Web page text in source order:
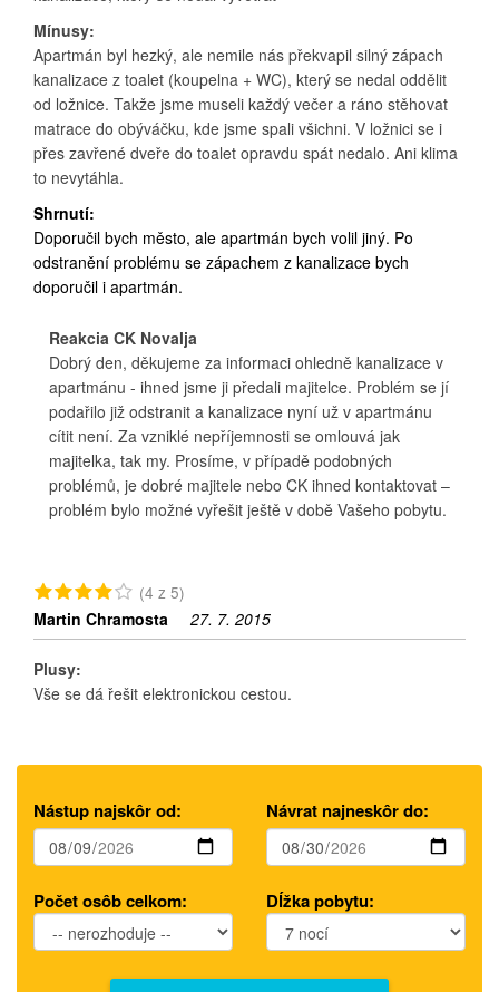
Mínusy:
Apartmán byl hezký, ale nemile nás překvapil silný zápach
kanalizace z toalet (koupelna + WC), který se nedal oddělit
od ložnice. Takže jsme museli každý večer a ráno stěhovat
matrace do obýváčku, kde jsme spali všichni. V ložnici se i
přes zavřené dveře do toalet opravdu spát nedalo. Ani klima
to nevytáhla.
Shrnutí:
Doporučil bych město, ale apartmán bych volil jiný. Po
odstranění problému se zápachem z kanalizace bych
doporučil i apartmán.
Reakcia CK Novalja
Dobrý den, děkujeme za informaci ohledně kanalizace v
apartmánu - ihned jsme ji předali majitelce. Problém se jí
podařilo již odstranit a kanalizace nyní už v apartmánu
cítit není. Za vzniklé nepříjemnosti se omlouvá jak
majitelka, tak my. Prosíme, v případě podobných
problémů, je dobré majitele nebo CK ihned kontaktovat –
problém bylo možné vyřešit ještě v době Vašeho pobytu.
(4 z 5)
Martin Chramosta
27. 7. 2015
Plusy:
Vše se dá řešit elektronickou cestou.
Nástup najskôr od: Návrat najneskôr do:
Počet osôb celkom: Dĺžka pobytu: